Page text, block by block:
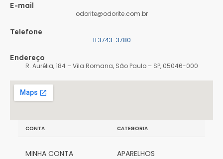
E-mail
odorite@odorite.com.br
Telefone
11 3743-3780
Endereço
R. Aurélia, 184 – Vila Romana, São Paulo – SP, 05046-000
CONTA
MINHA CONTA
CATEGORIA
APARELHOS